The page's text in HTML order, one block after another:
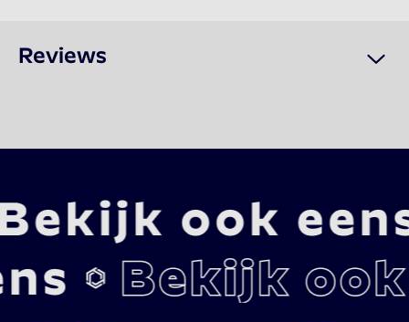
Reviews